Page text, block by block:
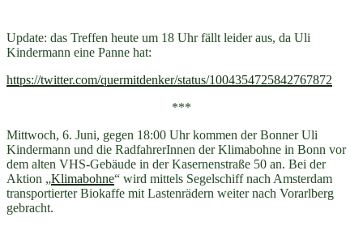
Geografien
+
Radtouren“
Update: das Treffen heute um 18 Uhr fällt leider aus, da Uli
Kindermann eine Panne hat:
https://twitter.com/quermitdenker/status/1004354725842767872
***
Mittwoch, 6. Juni, gegen 18:00 Uhr kommen der Bonner Uli
Kindermann und die RadfahrerInnen der Klimabohne in Bonn vor
dem alten VHS-Gebäude in der Kasernenstraße 50 an. Bei der
Aktion „Klimabohne“ wird mittels Segelschiff nach Amsterdam
transportierter Biokaffe mit Lastenrädern weiter nach Vorarlberg
gebracht.